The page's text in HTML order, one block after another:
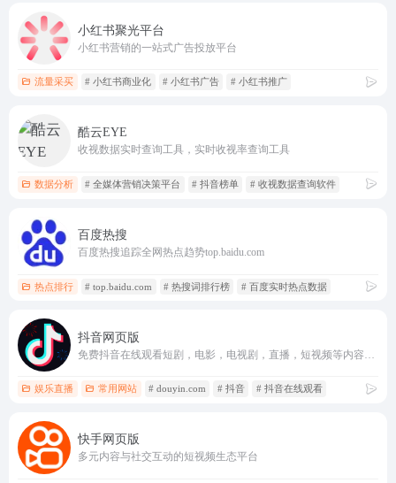
小红书聚光平台
小红书营销的一站式广告投放平台
流量采买 # 小红书商业化 # 小红书广告 # 小红书推广
酷云EYE
收视数据实时查询工具，实时收视率查询工具
数据分析 # 全媒体营销决策平台 # 抖音榜单 # 收视数据查询软件
百度热搜
百度热搜追踪全网热点趋势top.baidu.com
热点排行 # top.baidu.com # 热搜词排行榜 # 百度实时热点数据
抖音网页版
娱乐直播 常用网站 # douyin.com # 抖音 # 抖音在线观看
快手网页版
多元内容与社交互动的短视频生态平台